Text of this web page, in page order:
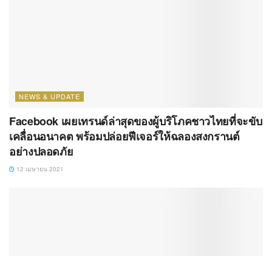
NEWS & UPDATE
Facebook เผยเทรนด์ล่าสุดของผู้บริโภคชาวไทยที่จะขับ
เคลื่อนอนาคต พร้อมปล่อยฟีเจอร์ให้ฉลองสงกรานต์
อย่างปลอดภัย
12 เมษายน 2021